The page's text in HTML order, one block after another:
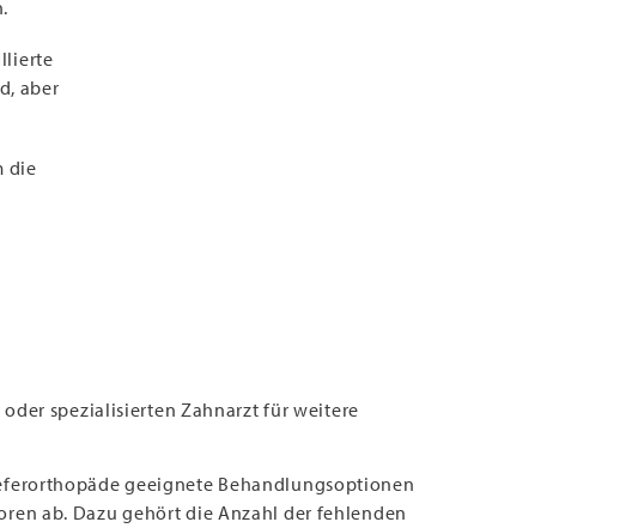
aber
die
spezialisierten Zahnarzt für weitere
geeignete Behandlungsoptionen
ab. Dazu gehört die Anzahl der fehlenden